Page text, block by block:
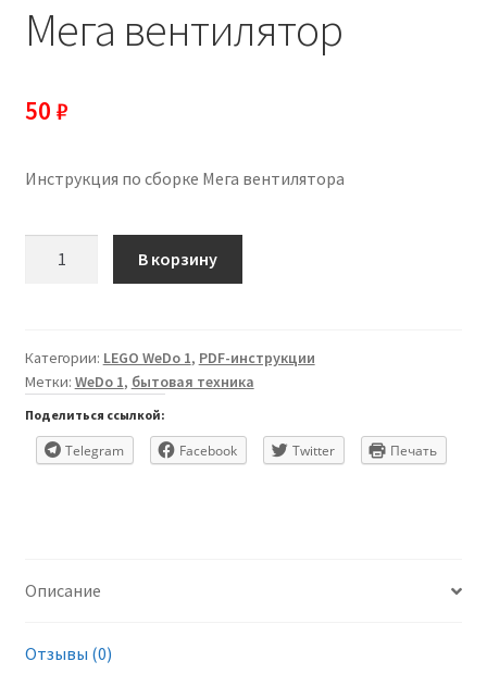
Мега вентилятор
50 ₽
Инструкция по сборке Мега вентилятора
В корзину
Категории: LEGO WeDo 1, PDF-инструкции
Метки: WeDo 1, бытовая техника
Поделиться ссылкой:
Telegram Facebook Twitter Печать
Описание
Отзывы (0)